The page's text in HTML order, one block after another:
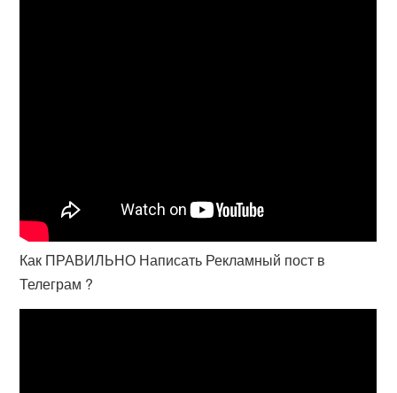
Как ПРАВИЛЬНО Написать Рекламный пост в
Телеграм ?